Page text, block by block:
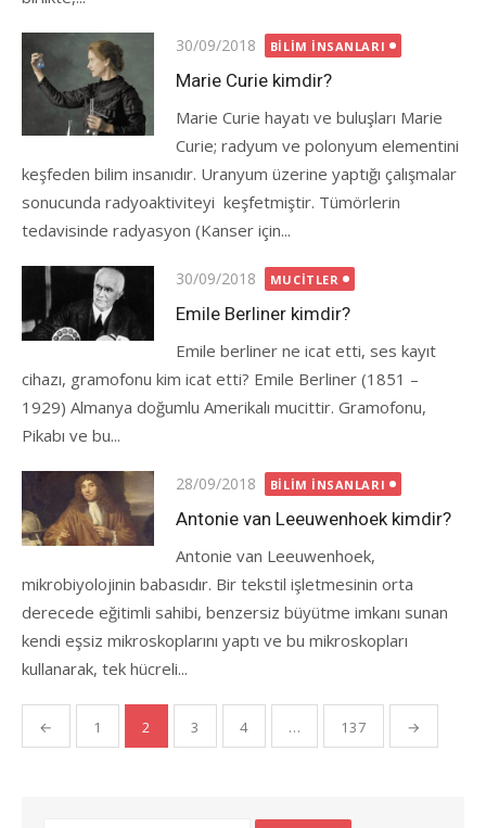
Posted
on
30/09/2018 BILIM İNSANLARI
Marie Curie kimdir?
Marie Curie hayatı ve buluşları Marie
Curie; radyum ve polonyum elementini
keşfeden bilim insanıdır. Uranyum üzerine yaptığı çalışmalar
sonucunda radyoaktiviteyi keşfetmiştir. Tümörlerin
tedavisinde radyasyon (Kanser için...
Posted
on
30/09/2018 MUCITLER
Emile Berliner kimdir?
Emile berliner ne icat etti, ses kayıt
cihazı, gramofonu kim icat etti? Emile Berliner (1851 –
1929) Almanya doğumlu Amerikalı mucittir. Gramofonu,
Pikabı ve bu...
Posted
on
28/09/2018 BILIM İNSANLARI
Antonie van Leeuwenhoek kimdir?
Antonie van Leeuwenhoek,
mikrobiyolojinin babasıdır. Bir tekstil işletmesinin orta
derecede eğitimli sahibi, benzersiz büyütme imkanı sunan
kendi eşsiz mikroskoplarını yaptı ve bu mikroskopları
kullanarak, tek hücreli...
Yazı
gezinmesi
← 1 2 3 4 … 137 →